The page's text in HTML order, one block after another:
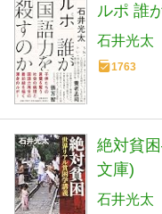
ルポ 誰
石井光太
1763
絶対貧
文庫)
石井光太